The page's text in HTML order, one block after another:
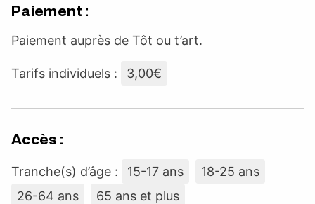
Paiement :
Paiement auprès de Tôt ou t’art.
Tarifs individuels : 3,00€
Accès :
Tranche(s) d’âge : 15-17 ans
18-25 ans
26-64 ans
65 ans et plus